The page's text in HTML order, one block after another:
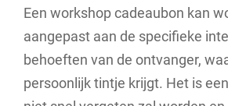
Een workshop cadeaubon kan
aangepast aan de specifieke
behoeften van de ontvanger,
persoonlijk tintje krijgt. Het is